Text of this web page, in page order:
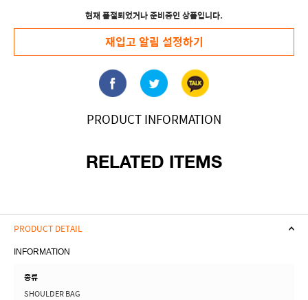
현재 품절되었거나 준비중인 상품입니다.
재입고 알림 설정하기
PRODUCT INFORMATION
RELATED ITEMS
PRODUCT DETAIL
INFORMATION
종류
SHOULDER BAG